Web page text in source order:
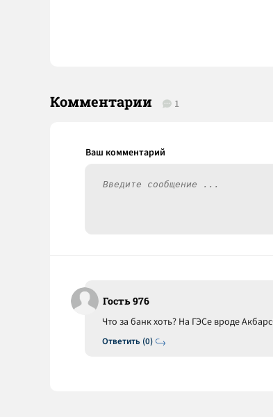
Комментарии 1
Гость 976
Ответить (0)
Что за банк хоть? На ГЭСе вроде